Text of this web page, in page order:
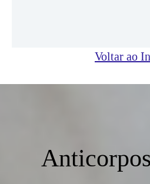
Voltar ao